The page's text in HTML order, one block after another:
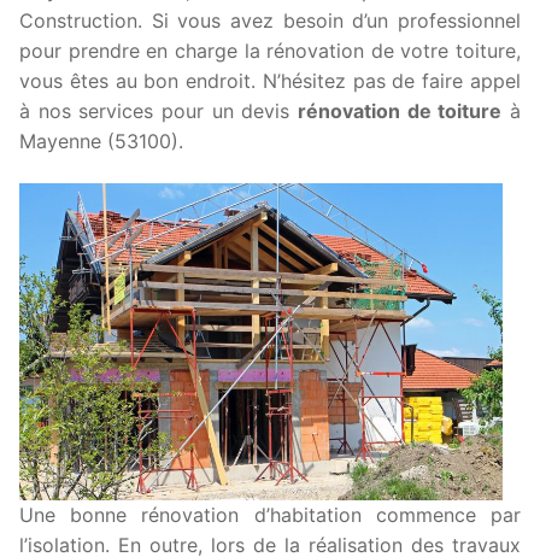
Construction. Si vous avez besoin d’un professionnel
pour prendre en charge la rénovation de votre toiture,
vous êtes au bon endroit. N’hésitez pas de faire appel
à nos services pour un devis rénovation de toiture à
Mayenne (53100).
Une bonne rénovation d’habitation commence par
l’isolation. En outre, lors de la réalisation des travaux